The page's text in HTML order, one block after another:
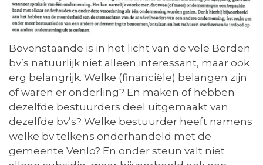
Bovenstaande is in het licht van de vele Berden
bv’s natuurlijk niet alleen interessant, maar ook
erg belangrijk. Welke (financiële) belangen zijn
of waren er onderling? En maken of hebben
dezelfde bestuurders deel uitgemaakt van
dezelfde bv’s? Welke bestuurder heeft namens
welke bv telkens onderhandeld met de
gemeente Venlo? En onder steun valt niet